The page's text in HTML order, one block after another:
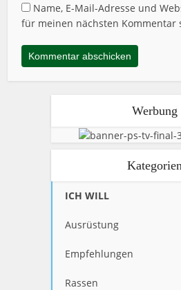
Name, E-Mail-Adresse und
für meinen nächsten Kommentar
Werbung
Kategorien
ICH WILL
Ausrüstung
Empfehlungen
Rassen